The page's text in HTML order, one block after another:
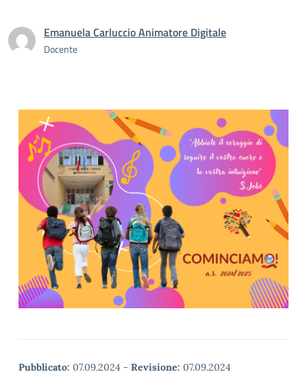
Emanuela Carluccio Animatore Digitale
Docente
Pubblicato: 07.09.2024 - Revisione: 07.09.2024